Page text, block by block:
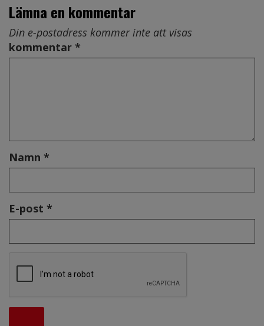
Lämna en kommentar
Din e-postadress kommer inte att visas
kommentar *
Namn *
E-post *